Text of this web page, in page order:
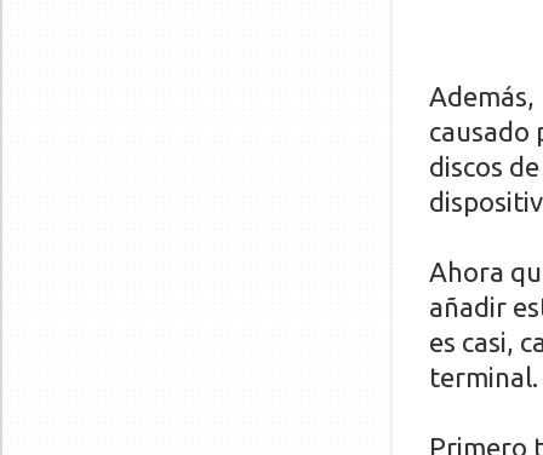
Además,
causado
discos
Ahora
añadir
es casi,
terminal.
Primero